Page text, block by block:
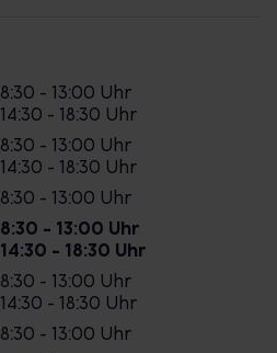
8:30 - 13:00 Uhr
14:30 - 18:30 Uhr
8:30 - 13:00 Uhr
14:30 - 18:30 Uhr
8:30 - 13:00 Uhr
8:30 - 13:00 Uhr
14:30 - 18:30 Uhr
8:30 - 13:00 Uhr
14:30 - 18:30 Uhr
8:30 - 13:00 Uhr